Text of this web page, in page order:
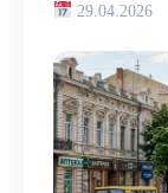
29.04.2026